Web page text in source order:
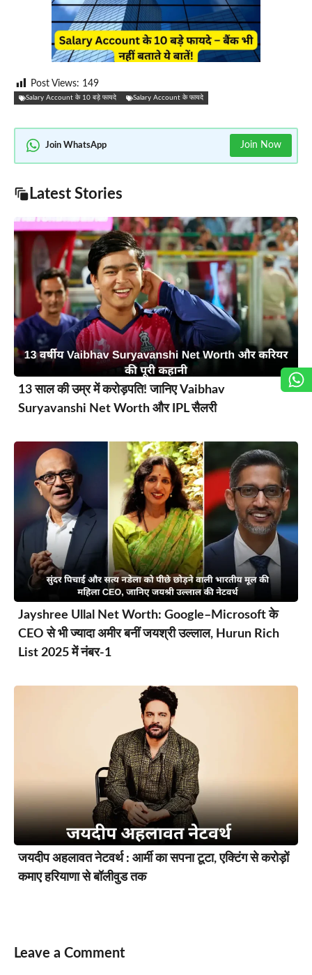
Post Views: 149
Salary Account के 10 बड़े फायदे Salary Account के फायदे
Join WhatsApp Join Now
Latest Stories
13 साल की उम्र में करोड़पति! जानिए Vaibhav
Suryavanshi Net Worth और IPL सैलरी
Jayshree Ullal Net Worth: Google–Microsoft के
CEO से भी ज्यादा अमीर बनीं जयश्री उल्लाल, Hurun Rich
List 2025 में नंबर-1
जयदीप अहलावत नेटवर्थ : आर्मी का सपना टूटा, एक्टिंग से करोड़ों
कमाए हरियाणा से बॉलीवुड तक
Leave a Comment